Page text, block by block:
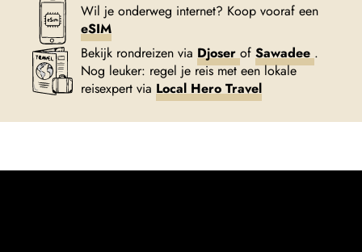
Wil je onderweg internet? Koop vooraf een
eSIM
Bekijk rondreizen via Djoser of Sawadee .
Nog leuker: regel je reis met een lokale
reisexpert via Local Hero Travel